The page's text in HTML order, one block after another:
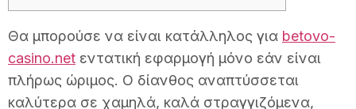
Θα μπορούσε να είναι κατάλληλος για betovo-
casino.net εντατική εφαρμογή μόνο εάν είναι
πλήρως ώριμος. Ο δίανθος αναπτύσσεται
καλύτερα σε χαμηλά, καλά στραγγιζόμενα,